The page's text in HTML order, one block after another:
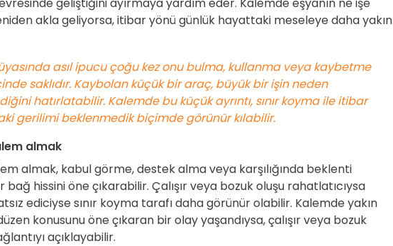
geliştiğini ayırmaya yardım eder. Kalemde eşyanın ne işe
akla geliyorsa, itibar yönü günlük hayattaki meseleye daha yakın
asıl ipucu çoğu kez onu bulma, kullanma veya kaybetme
saklıdır. Kaybolan küçük bir araç, büyük bir işin neden
hatırlatabilir. Kalemde bu küçük ayrıntı, sınır koyma ile itibar
gerilimi beklenmedik biçimde görünür kılabilir.
almak
almak, kabul görme, destek alma veya karşılığında beklenti
hissini öne çıkarabilir. Çalışır veya bozuk oluşu rahatlatıcıysa
ediciyse sınır koyma tarafı daha görünür olabilir. Kalemde yakın
konusunu öne çıkaran bir olay yaşandıysa, çalışır veya bozuk
açıklayabilir.